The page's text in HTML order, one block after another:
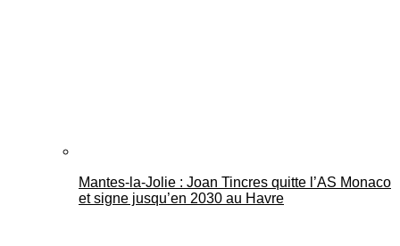
Mantes-la-Jolie : Joan Tincres quitte l’AS Monaco
et signe jusqu’en 2030 au Havre